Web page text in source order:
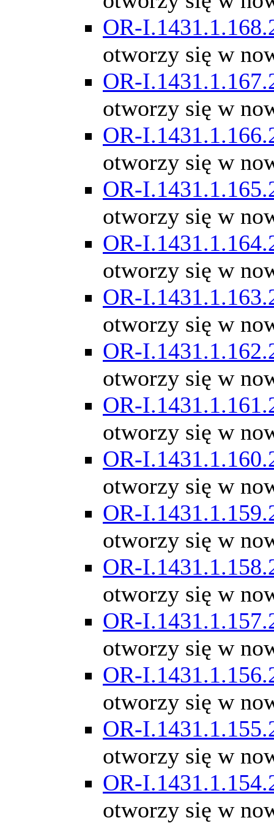
OR-
otworzy się w
OR-
otworzy się w
OR-
otworzy się w
OR-
otworzy się w
OR-
otworzy się w
OR-
otworzy się w
OR-
otworzy się w
OR-
otworzy się w
OR-
otworzy się w
OR-
otworzy się w
OR-
otworzy się w
OR-
otworzy się w
OR-
otworzy się w
OR-
otworzy się w
OR-
otworzy się w